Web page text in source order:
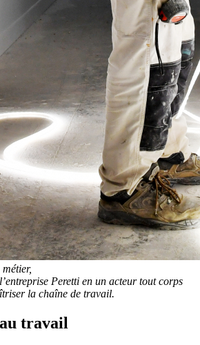
Peretti en un acteur tout corps
la chaîne de travail.
travail